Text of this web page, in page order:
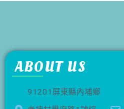
ABOUT US
91201屏東縣內埔鄉